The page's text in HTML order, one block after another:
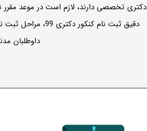
دکتری تخصصی دارند، لازم است در موعد مقرر
دقیق ثبت نام
داوطلبان